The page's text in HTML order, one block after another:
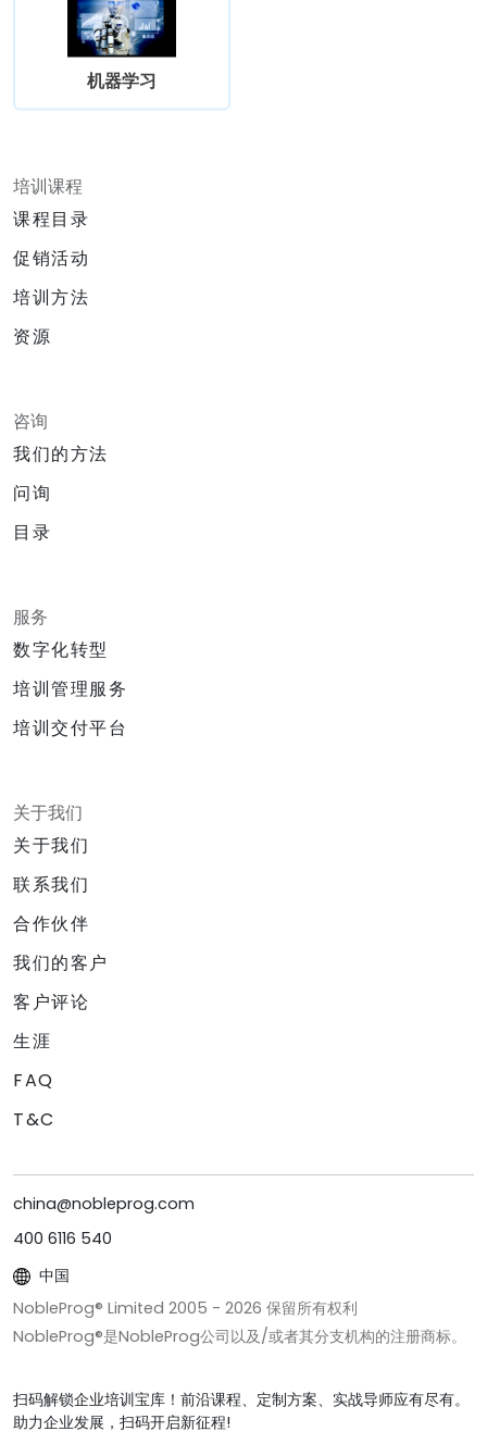
机器学习
培训课程
课程目录
促销活动
培训方法
资源
咨询
我们的方法
问询
目录
服务
数字化转型
培训管理服务
培训交付平台
关于我们
关于我们
联系我们
合作伙伴
我们的客户
客户评论
生涯
FAQ
T&C
china@nobleprog.com
400 6116 540
中国
NobleProg® Limited 2005 - 2026 保留所有权利
NobleProg®是NobleProg公司以及/或者其分支机构的注册商标。
扫码解锁企业培训宝库！前沿课程、定制方案、实战导师应有尽有。
助力企业发展，扫码开启新征程!